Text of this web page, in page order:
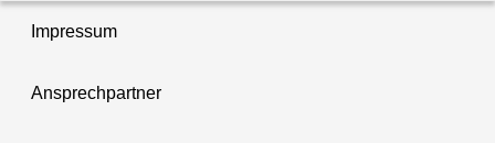
Impressum
Ansprechpartner